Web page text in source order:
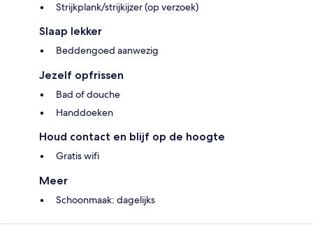
Strijkplank/strijkijzer (op verzoek)
Slaap lekker
Beddengoed aanwezig
Jezelf opfrissen
Bad of douche
Handdoeken
Houd contact en blijf op de hoogte
Gratis wifi
Meer
Schoonmaak: dagelijks